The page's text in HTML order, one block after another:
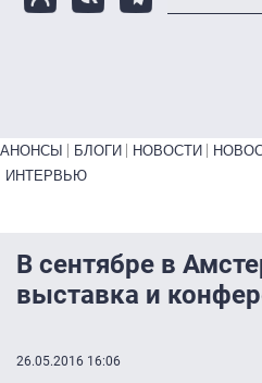
Primary links bottom
АНОНСЫ БЛОГИ НОВОСТИ
ИНТЕРВЬЮ
В сентябре в
выставка и
26.05.2016 16:06